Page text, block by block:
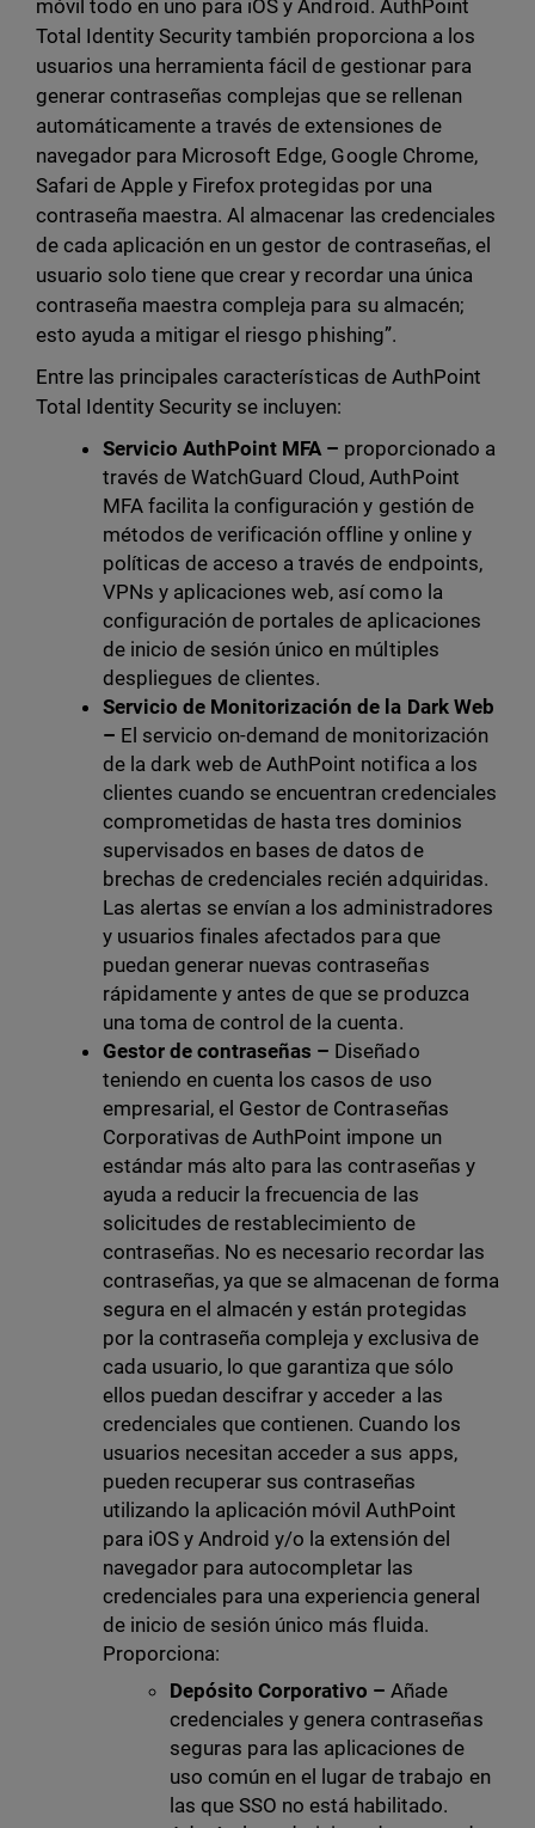
móvil todo en uno para iOS y Android. AuthPoint
Total Identity Security también proporciona a los
usuarios una herramienta fácil de gestionar para
generar contraseñas complejas que se rellenan
automáticamente a través de extensiones de
navegador para Microsoft Edge, Google Chrome,
Safari de Apple y Firefox protegidas por una
contraseña maestra. Al almacenar las credenciales
de cada aplicación en un gestor de contraseñas, el
usuario solo tiene que crear y recordar una única
contraseña maestra compleja para su almacén;
esto ayuda a mitigar el riesgo phishing”.
Entre las principales características de AuthPoint
Total Identity Security se incluyen:
Servicio AuthPoint MFA – proporcionado a
través de WatchGuard Cloud, AuthPoint
MFA facilita la configuración y gestión de
métodos de verificación offline y online y
políticas de acceso a través de endpoints,
VPNs y aplicaciones web, así como la
configuración de portales de aplicaciones
de inicio de sesión único en múltiples
despliegues de clientes.
Servicio de Monitorización de la Dark Web
– El servicio on-demand de monitorización
de la dark web de AuthPoint notifica a los
clientes cuando se encuentran credenciales
comprometidas de hasta tres dominios
supervisados en bases de datos de
brechas de credenciales recién adquiridas.
Las alertas se envían a los administradores
y usuarios finales afectados para que
puedan generar nuevas contraseñas
rápidamente y antes de que se produzca
una toma de control de la cuenta.
Gestor de contraseñas – Diseñado
teniendo en cuenta los casos de uso
empresarial, el Gestor de Contraseñas
Corporativas de AuthPoint impone un
estándar más alto para las contraseñas y
ayuda a reducir la frecuencia de las
solicitudes de restablecimiento de
contraseñas. No es necesario recordar las
contraseñas, ya que se almacenan de forma
segura en el almacén y están protegidas
por la contraseña compleja y exclusiva de
cada usuario, lo que garantiza que sólo
ellos puedan descifrar y acceder a las
credenciales que contienen. Cuando los
usuarios necesitan acceder a sus apps,
pueden recuperar sus contraseñas
utilizando la aplicación móvil AuthPoint
para iOS y Android y/o la extensión del
navegador para autocompletar las
credenciales para una experiencia general
de inicio de sesión único más fluida.
Proporciona:
Depósito Corporativo –Añade
credenciales y genera contraseñas
seguras para las aplicaciones de
uso común en el lugar de trabajo en
las que SSO no está habilitado.